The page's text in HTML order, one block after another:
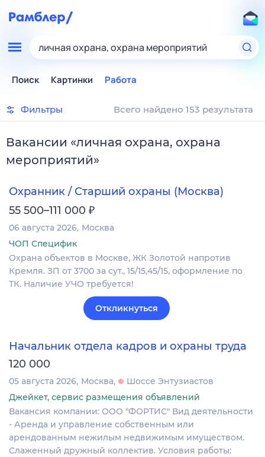
личная охрана, охрана мероприятий
Поиск Картинки Работа
Фильтры Всего найдено 153 результата
Вакансии «личная охрана, охрана
мероприятий»
Охранник / Старший охраны (Москва)
55 500–111 000 ₽
06 августа 2026 Москва
ЧОП Специфик
Охрана объектов в Москве, ЖК Золотой напротив
Кремля. ЗП от 3700 за сут., 15/15,45/15, оформление по
ТК. Наличие УЧО требуется!
Откликнуться
Начальник отдела кадров и охраны труда
120 000
05 августа 2026 Москва
Шоссе Энтузиастов
Джейкет, сервис размещения объявлений
Вакансия компании: ООО "ФОРТИС" Вид деятельности
- Аренда и управление собственным или
арендованным нежилым недвижимым имуществом.
Слаженный дружный коллектив. Условия работы: